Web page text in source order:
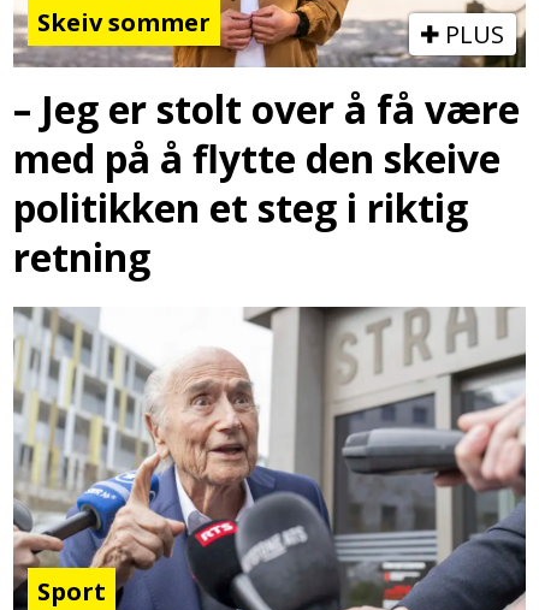
Skeiv sommer PLUS
– Jeg er stolt over å få være
med på å flytte den skeive
politikken et steg i riktig
retning
Sport